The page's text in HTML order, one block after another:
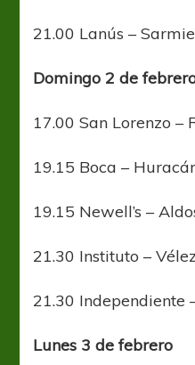
21.00 Lanús –
Domingo 2 de
17.00 San Lorenzo –
19.15 Boca –
19.15 Newell’s –
21.30 Instituto –
21.30 Independiente
Lunes 3 de febrero